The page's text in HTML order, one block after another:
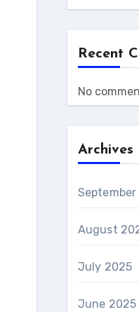
Recent
No
Archives
August
July 2025
June 2025